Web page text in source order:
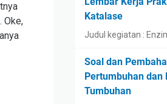
Oke,
Katalase
Judul kegiatan :
Soal dan
Pertumbuhan dan
Tumbuhan